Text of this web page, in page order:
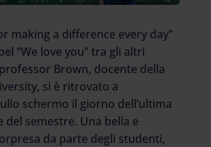
making a difference every day”
“We love you” tra gli altri
Brown, docente della
si è ritrovato a
schermo il giorno dell’ultima
del semestre. Una bella e
da parte degli studenti,